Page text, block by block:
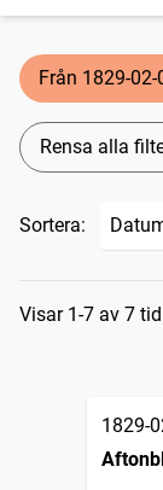
Från 1829-02-
Rensa alla
Sortera:
Visar 1-7 av 7
1829-